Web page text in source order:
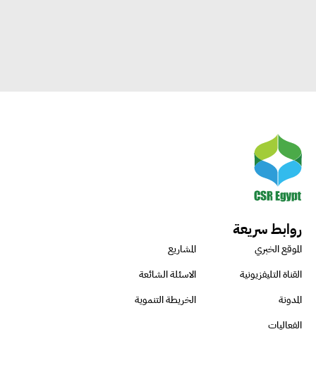
روابط سريعة
الموقع الخبري
المشاريع
القناة التليفزيونية
الاسئلة الشائعة
المدونة
الخريطة التنموية
الفعاليات